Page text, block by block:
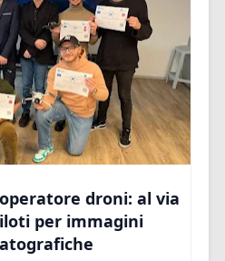
droni: al via
per immagini